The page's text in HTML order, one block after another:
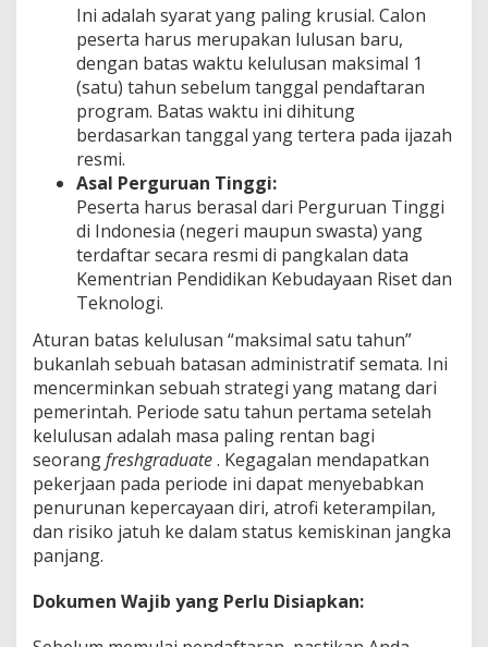
Ini adalah syarat yang paling krusial. Calon
peserta harus merupakan lulusan baru,
dengan batas waktu kelulusan maksimal 1
(satu) tahun sebelum tanggal pendaftaran
program. Batas waktu ini dihitung
berdasarkan tanggal yang tertera pada ijazah
resmi.
Asal Perguruan Tinggi:
Peserta harus berasal dari Perguruan Tinggi
di Indonesia (negeri maupun swasta) yang
terdaftar secara resmi di pangkalan data
Kementrian Pendidikan Kebudayaan Riset dan
Teknologi.
Aturan batas kelulusan “maksimal satu tahun”
bukanlah sebuah batasan administratif semata. Ini
mencerminkan sebuah strategi yang matang dari
pemerintah. Periode satu tahun pertama setelah
kelulusan adalah masa paling rentan bagi
seorangfreshgraduate. Kegagalan mendapatkan
pekerjaan pada periode ini dapat menyebabkan
penurunan kepercayaan diri, atrofi keterampilan,
dan risiko jatuh ke dalam status kemiskinan jangka
panjang.
Dokumen Wajib yang Perlu Disiapkan: